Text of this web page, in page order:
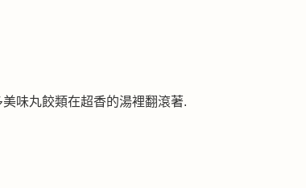
味丸餃類在超香的湯裡翻滾著.